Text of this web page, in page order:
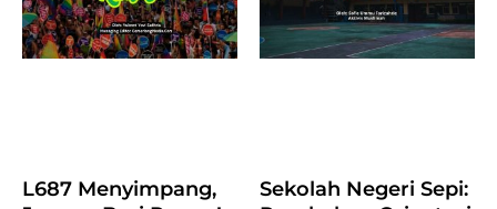
L687 Menyimpang,
Sekolah Negeri Sepi: